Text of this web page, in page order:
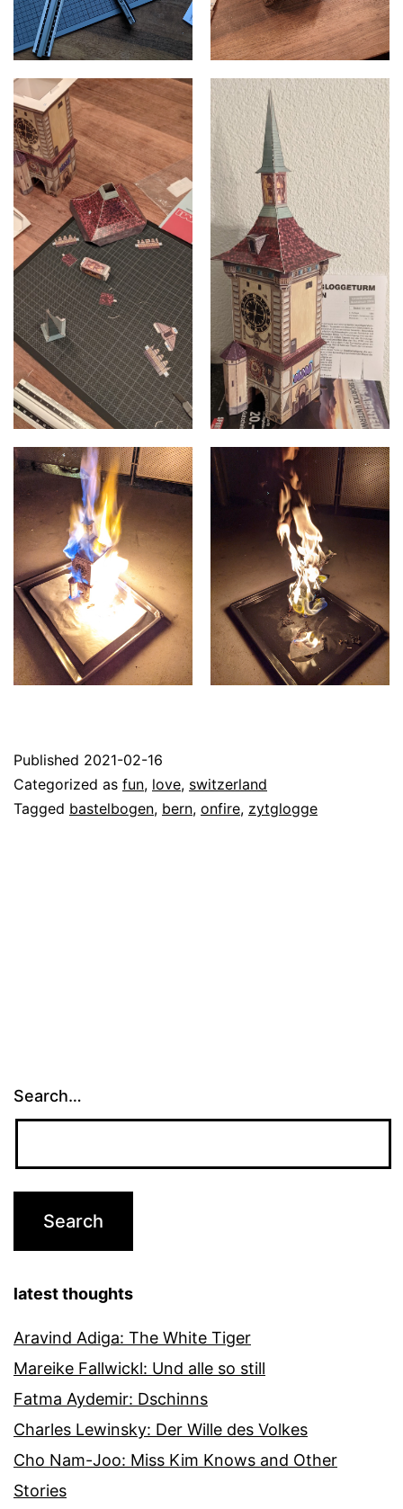
Published 2021-02-16
Categorized as fun, love, switzerland
Tagged bastelbogen, bern, onfire, zytglogge
Search…
latest thoughts
Aravind Adiga: The White Tiger
Mareike Fallwickl: Und alle so still
Fatma Aydemir: Dschinns
Charles Lewinsky: Der Wille des Volkes
Cho Nam-Joo: Miss Kim Knows and Other
Stories